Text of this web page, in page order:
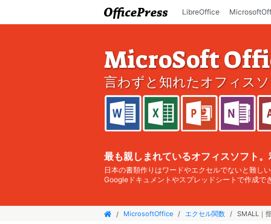
LibreOffice
MicroSoft
言わずと知れたオフィス
最も親しまれているオフィスソフト
日本の書類作りはワードやエクセルでないと難し
Googleドキュメントやスプレッドシートで作成で
MicrosoftOffice エクセル関数 SMALL｜